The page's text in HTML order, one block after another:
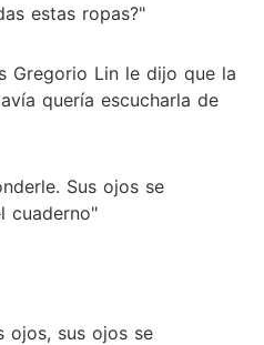
estas ropas?"
Gregorio Lin le dijo que la
quería escucharla de
Sus ojos se
cuaderno"
ojos, sus ojos se